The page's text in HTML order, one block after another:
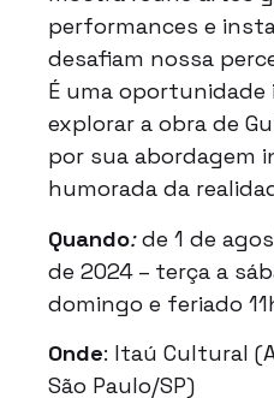
performances e
desafiam nossa
É uma oportunidade
explorar a obra de
por sua abordagem
humorada da
Quando:de 1 de
de 2024 – terça a
domingo e feriado
Onde: Itaú Cultural
São Paulo/SP)